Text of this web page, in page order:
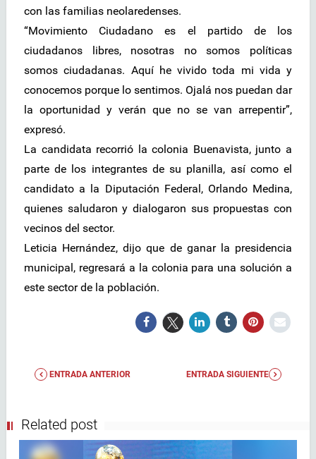
con las familias neolaredenses.
“Movimiento Ciudadano es el partido de los
ciudadanos libres, nosotras no somos políticas
somos ciudadanas. Aquí he vivido toda mi vida y
conocemos porque lo sentimos. Ojalá nos puedan dar
la oportunidad y verán que no se van arrepentir”,
expresó.
La candidata recorrió la colonia Buenavista, junto a
parte de los integrantes de su planilla, así como el
candidato a la Diputación Federal, Orlando Medina,
quienes saludaron y dialogaron sus propuestas con
vecinos del sector.
Leticia Hernández, dijo que de ganar la presidencia
municipal, regresará a la colonia para una solución a
este sector de la población.
ENTRADA ANTERIOR ENTRADA SIGUIENTE
Related post